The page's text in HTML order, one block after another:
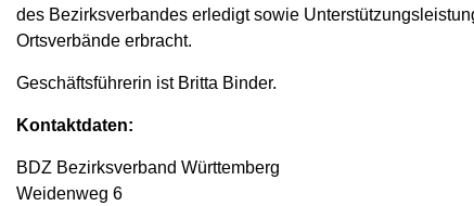
des Bezirksverbandes erledigt sowie
Ortsverbände erbracht.
Geschäftsführerin ist Britta Binder.
Kontaktdaten:
BDZ Bezirksverband Württemberg
Weidenweg 6